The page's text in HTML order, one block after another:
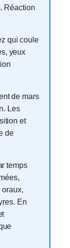
Réaction
qui coule
yeux
de mars
Les
et
de
temps
oraux,
En